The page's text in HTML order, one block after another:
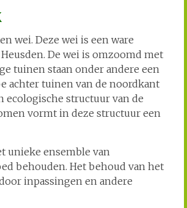
wei. Deze wei is een ware
De wei is omzoomd met
tuinen staan onder andere een
achter tuinen van de noordkant
ecologische structuur van de
vormt in deze structuur een
unieke ensemble van
behouden. Het behoud van het
inpassingen en andere